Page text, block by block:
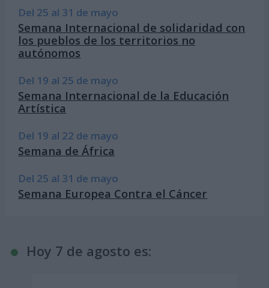
Del 25 al 31 de mayo
Semana Internacional de solidaridad con
los pueblos de los territorios no
autónomos
Del 19 al 25 de mayo
Semana Internacional de la Educación
Artística
Del 19 al 22 de mayo
Semana de África
Del 25 al 31 de mayo
Semana Europea Contra el Cáncer
Hoy 7 de agosto es: